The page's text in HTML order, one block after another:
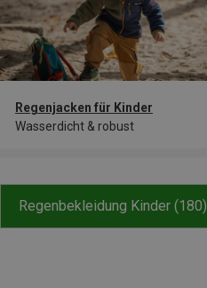
Regenjacken für Kinder
Wasserdicht & robust
Regenbekleidung Kinder (180)